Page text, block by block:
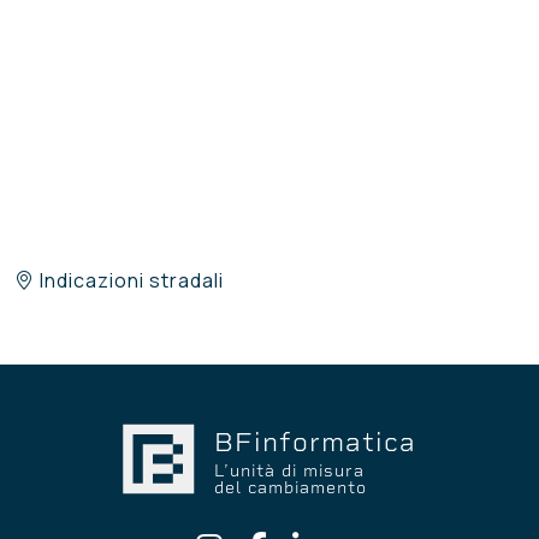
Indicazioni stradali
BFinformatica
L’unità di misura
del cambiamento